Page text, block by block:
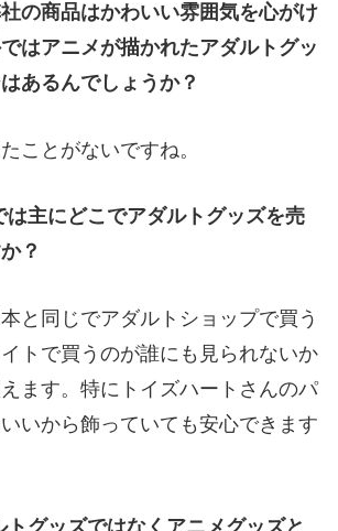
の商品はかわいい雰囲気を心がけ
はアニメが描かれたアダルトグッ
あるんでしょうか？
ことがないですね。
主にどこでアダルトグッズを売
？
と同じでアダルトショップで買う
トで買うのが誰にも見られないか
ます。特にトイズハートさんのパ
いから飾っていても安心できます